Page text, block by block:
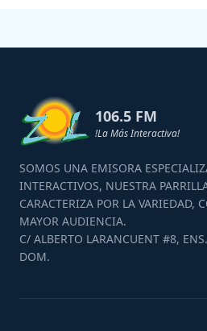
106.5 FM
!La Más Interactiva!
SOMOS UNA EMISORA
INTERACTIVOS, NUESTRA
CARACTERIZA POR LA VARIEDAD,
MAYOR AUDIENCIA.
C/ ALBERTO LARANCUENT #8,
DOM.